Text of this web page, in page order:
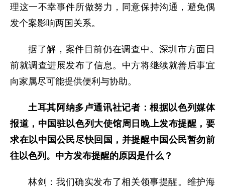
理这一不幸事件所做努力，同意保持沟通，避免偶
发个案影响两国关系。
据了解，案件目前仍在调查中。深圳市方面日
前就调查进展发布了信息。中方将继续就善后事宜
向家属尽可能提供便利与协助。
土耳其阿纳多卢通讯社记者：根据以色列媒体
报道，中国驻以色列大使馆周日晚上发布提醒，要
求在以中国公民尽快回国，并提醒中国公民暂勿前
往以色列。中方发布提醒的原因是什么？
林剑：我们确实发布了相关领事提醒。维护海